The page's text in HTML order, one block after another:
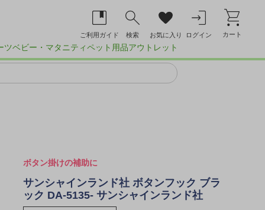
ご利用ガイド 検索 お気に入り ログイン カート
ツベビー・マタニティペット用品アウトレット
ボタン掛けの補助に
サンシャインランド社 ボタンフック ブラ
ック DA-5135- サンシャインランド社